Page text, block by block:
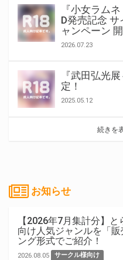
『小女ラム
D発売記念
ャンペーン 開
2026.07.23
『武田弘光
定！
2025.05.12
続きを
お知らせ
【2026年7月集計分】
向け人気ジャンルを「
ング形式でご紹介！
2026.08.05 サークル様向け